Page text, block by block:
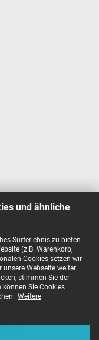
und ähnliche
Surferlebnis zu bieten
(z.B. Warenkorb,
Cookies setzen wir
Webseite weiter
stimmen Sie der
Sie Cookies
Weitere